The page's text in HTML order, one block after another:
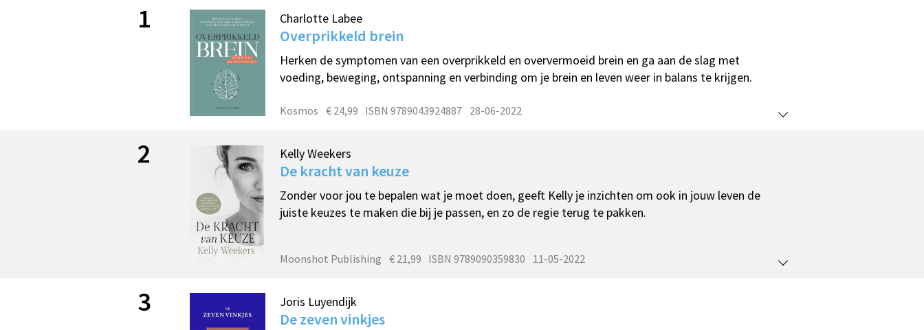
1 Charlotte Labee
Overprikkeld brein
Herken de symptomen van een overprikkeld en oververmoeid brein en ga aan de slag met
voeding, beweging, ontspanning en verbinding om je brein en leven weer in balans te krijgen.
Kosmos € 24,99 ISBN 9789043924887 28-06-2022
2 Kelly Weekers
De kracht van keuze
Zonder voor jou te bepalen wat je moet doen, geeft Kelly je inzichten om ook in jouw leven de
juiste keuzes te maken die bij je passen, en zo de regie terug te pakken.
Moonshot Publishing € 21,99 ISBN 9789090359830 11-05-2022
3 Joris Luyendijk
De zeven vinkjes